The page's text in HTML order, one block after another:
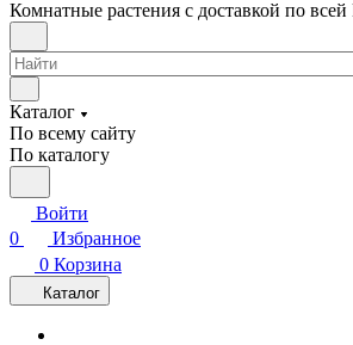
Комнатные растения с доставкой по всей
Каталог
По всему сайту
По каталогу
Войти
0
Избранное
0 Корзина
Каталог